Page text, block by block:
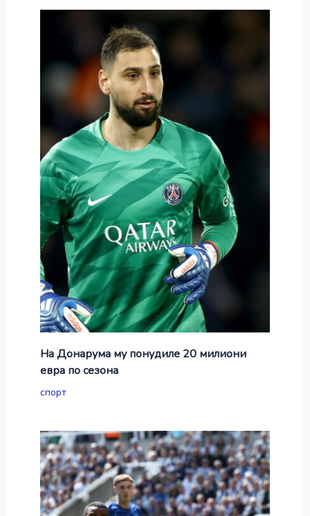
На Донарума му понудиле 20 милиони
евра по сезона
спорт